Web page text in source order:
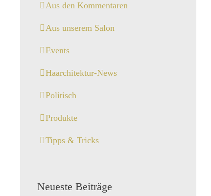
Aus den Kommentaren
Aus unserem Salon
Events
Haarchitektur-News
Politisch
Produkte
Tipps & Tricks
Neueste Beiträge